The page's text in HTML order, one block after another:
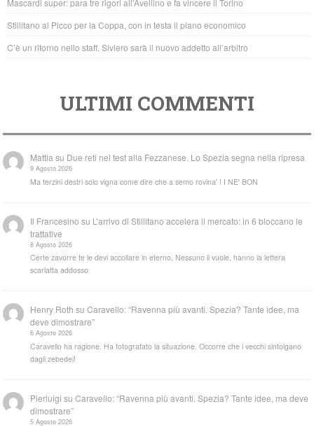
k
Mascardi super: para tre rigori all’Avellino e fa vincere il Torino
Stillitano al Picco per la Coppa, con in testa il piano economico
C’è un ritorno nello staff. Siviero sarà il nuovo addetto all’arbitro
ULTIMI COMMENTI
Mattia su Due reti nel test alla Fezzanese. Lo Spezia segna nella ripresa
9 Agosto 2026
Ma terzini destri solo vigna come dire che a semo rovina' ! I NE' BON
Il Francesino su L’arrivo di Stillitano accelera il mercato: in 6 bloccano le
trattative
8 Agosto 2026
Certe zavorre te le devi accollare in eterno. Nessuno li vuole, hanno la lettera
scarlatta addosso
Henry Roth suCaravello: “Ravenna più avanti. Spezia? Tante idee, ma
deve dimostrare”
6 Agosto 2026
Caravello ha ragione. Ha fotografato la situazione. Occorre che i vecchi sintolgano
dagli zebedei!
Pierluigi suCaravello: “Ravenna più avanti. Spezia? Tante idee, ma deve
dimostrare”
5 Agosto 2026